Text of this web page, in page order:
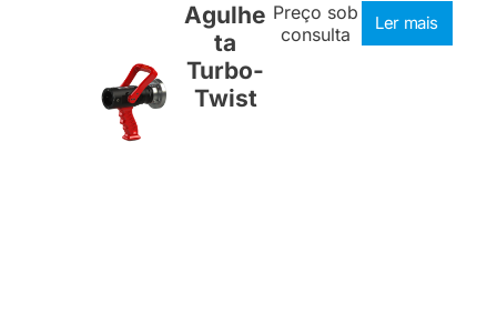
Agulhe
ta
Turbo-
Twist
Preço sob
consulta
Ler mais